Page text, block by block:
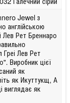
Jewel з
англійською
Рет Бреннаро
Лев Рет
Виробник цієї
як
як Икуттукщ, А
виглядає як